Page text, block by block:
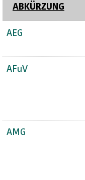
ABKÜRZUNG
AEG
AFuV
AMG